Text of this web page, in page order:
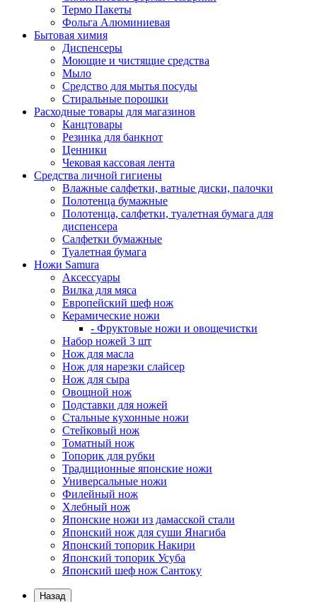
Термо Пакеты
Фольга Алюминиевая
Бытовая химия
Диспенсеры
Моющие и чистящие средства
Мыло
Средство для мытья посуды
Стиральные порошки
Расходные товары для магазинов
Канцтовары
Резинка для банкнот
Ценники
Чековая кассовая лента
Средства личной гигиены
Влажные салфетки, ватные диски, палочки
Полотенца бумажные
Полотенца, салфетки, туалетная бумага для
диспенсера
Салфетки бумажные
Туалетная бумага
Ножи Samura
Аксессуары
Вилка для мяса
Европейский шеф нож
Керамические ножи
- Фруктовые ножи и овощечистки
Набор ножей 3 шт
Нож для масла
Нож для нарезки слайсер
Нож для сыра
Овощной нож
Подставки для ножей
Стальные кухонные ножи
Стейковый нож
Томатный нож
Топорик для рубки
Традиционные японские ножи
Универсальные ножи
Филейный нож
Хлебный нож
Японские ножи из дамасской стали
Японский нож для суши Янагиба
Японский топорик Накири
Японский топорик Усуба
Японский шеф нож Сантоку
Назад